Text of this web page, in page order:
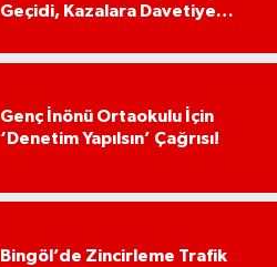
Geçidi, Kazalara Davetiye
Genç İnönü Ortaokulu İçin
‘Denetim Yapılsın’ Çağrısı!
Bingöl’de Zincirleme Trafik